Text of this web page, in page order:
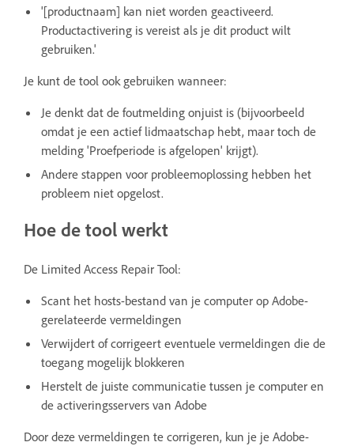
'[productnaam] kan niet worden geactiveerd.
Productactivering is vereist als je dit product wilt
gebruiken.'
Je kunt de tool ook gebruiken wanneer:
Je denkt dat de foutmelding onjuist is (bijvoorbeeld
omdat je een actief lidmaatschap hebt, maar toch de
melding 'Proefperiode is afgelopen' krijgt).
Andere stappen voor probleemoplossing hebben het
probleem niet opgelost.
Hoe de tool werkt
De Limited Access Repair Tool:
Scant het hosts-bestand van je computer op Adobe-
gerelateerde vermeldingen
Verwijdert of corrigeert eventuele vermeldingen die de
toegang mogelijk blokkeren
Herstelt de juiste communicatie tussen je computer en
de activeringsservers van Adobe
Door deze vermeldingen te corrigeren, kun je je Adobe-